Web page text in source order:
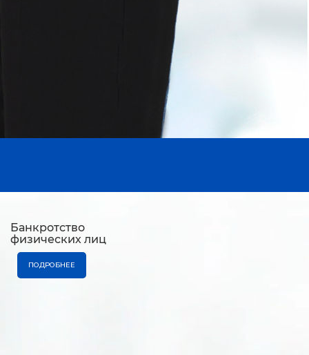
Банкротство
физических лиц
ПОДРОБНЕЕ